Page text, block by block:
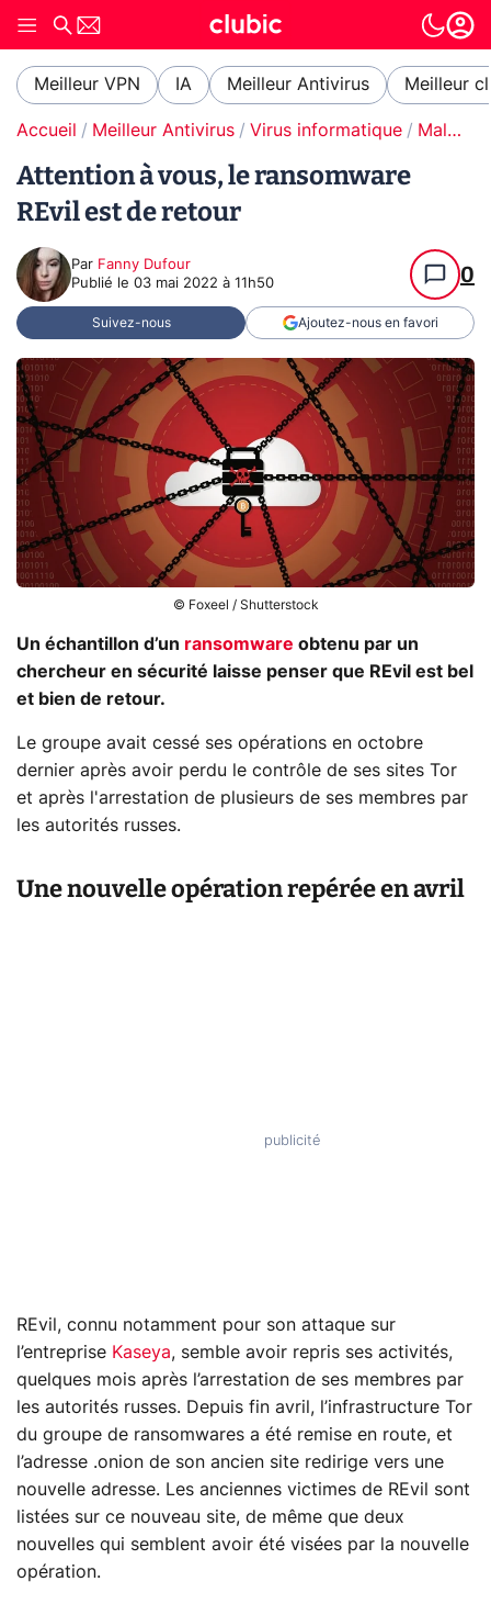
Meilleur VPN IA Meilleur Antivirus Meilleur
Accueil Meilleur Antivirus Virus informatique Malware / Ransomware
Attention à vous, le ransomware
REvil est de retour
Par Fanny Dufour
Publié le 03 mai 2022 à 11h50 0
Suivez-nous Ajoutez-nous en favori
© Foxeel / Shutterstock
Un échantillon d’un ransomware obtenu par un
chercheur en sécurité laisse penser que REvil est bel
et bien de retour.
Le groupe avait cessé ses opérations en octobre
dernier après avoir perdu le contrôle de ses sites Tor
et après l'arrestation de plusieurs de ses membres par
les autorités russes.
Une nouvelle opération repérée en avril
REvil, connu notamment pour son attaque sur
l’entreprise Kaseya, semble avoir repris ses activités,
quelques mois après l’arrestation de ses membres par
les autorités russes. Depuis fin avril, l’infrastructure Tor
du groupe de ransomwares a été remise en route, et
l’adresse .onion de son ancien site redirige vers une
nouvelle adresse. Les anciennes victimes de REvil sont
listées sur ce nouveau site, de même que deux
nouvelles qui semblent avoir été visées par la nouvelle
opération.